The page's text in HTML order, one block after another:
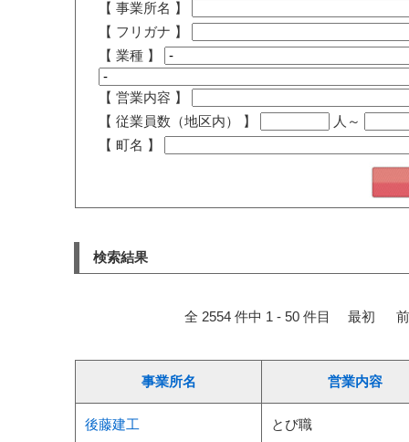
【 事業所名 】
【 フリガナ 】
【 業種 】
【 営業内容 】
【 従業員数（地区内） 】
人～
【 町名 】
検索結果
全 2554 件中 1 - 50 件目 最初
事業所名 営業内容
後藤建工 とび職